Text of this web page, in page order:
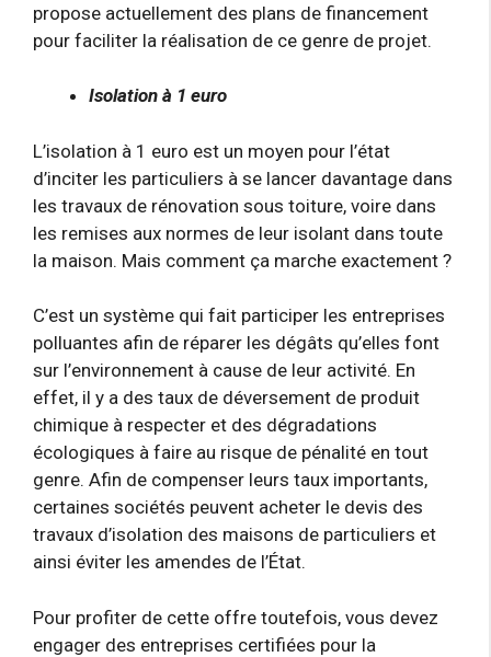
propose actuellement des plans de financement
pour faciliter la réalisation de ce genre de projet.
Isolation à 1 euro
L’isolation à 1 euro est un moyen pour l’état
d’inciter les particuliers à se lancer davantage dans
les travaux de rénovation sous toiture, voire dans
les remises aux normes de leur isolant dans toute
la maison. Mais comment ça marche exactement ?
C’est un système qui fait participer les entreprises
polluantes afin de réparer les dégâts qu’elles font
sur l’environnement à cause de leur activité. En
effet, il y a des taux de déversement de produit
chimique à respecter et des dégradations
écologiques à faire au risque de pénalité en tout
genre. Afin de compenser leurs taux importants,
certaines sociétés peuvent acheter le devis des
travaux d’isolation des maisons de particuliers et
ainsi éviter les amendes de l’État.
Pour profiter de cette offre toutefois, vous devez
engager des entreprises certifiées pour la